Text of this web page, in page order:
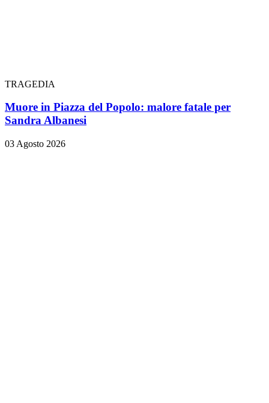
TRAGEDIA
Muore in Piazza del Popolo: malore fatale per
Sandra Albanesi
03 Agosto 2026